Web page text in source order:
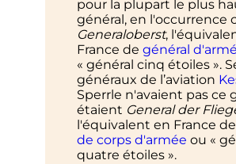
pour la plupart le plus
général, en l'occurrence
Generaloberst,
France de général
« général cinq étoiles ».
généraux de l’aviation
Sperrle n'avaient pas ce
étaient General der
l'équivalent en France de
de corps d'armée ou «
quatre étoiles ».